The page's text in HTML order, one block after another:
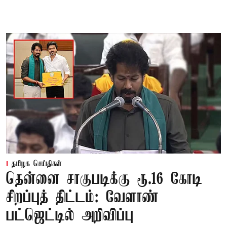
தமிழக செய்திகள்
தென்னை சாகுபடிக்கு ரூ.16 கோடி
சிறப்புத் திட்டம்: வேளாண்
பட்ஜெட்டில் அறிவிப்பு